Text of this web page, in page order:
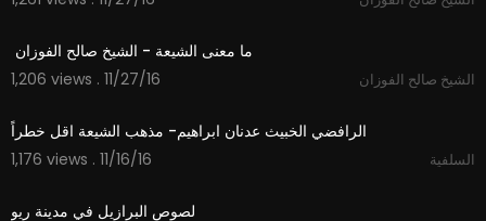
1,206 views . 11/27/16
الشيخ صالح الفوزان
1,176 views . 11/16/16
السلفية